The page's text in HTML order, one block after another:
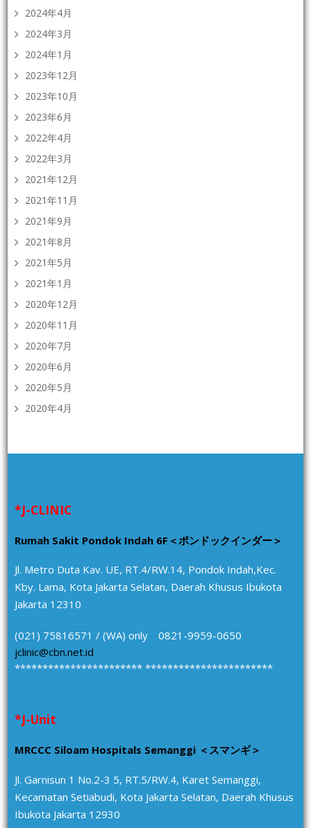
2024年4月
2024年3月
2024年1月
2023年12月
2023年10月
2023年6月
2022年4月
2022年3月
2021年12月
2021年11月
2021年9月
2021年8月
2021年5月
2021年1月
2020年12月
2020年11月
2020年7月
2020年6月
2020年5月
2020年4月
*J-CLINIC
Rumah Sakit Pondok Indah 6F＜ポンドックインダー＞
Jl. Metro Duta Kav. UE, RT.4/RW.14, Pondok Indah,Kec.
Kby. Lama, Kota Jakarta Selatan, Daerah Khusus Ibukota
Jakarta 12310
(021) 75816571 / (WA) only 0821-9959-0650
jclinic@cbn.net.id
*********************** ***********************
*J-Unit
MRCCC Siloam Hospitals Semanggi ＜スマンギ＞
Jl. Garnisun 1 No.2-3 5, RT.5/RW.4, Karet Semanggi,
Kecamatan Setiabudi, Kota Jakarta Selatan, Daerah Khusus
Ibukota Jakarta 12930